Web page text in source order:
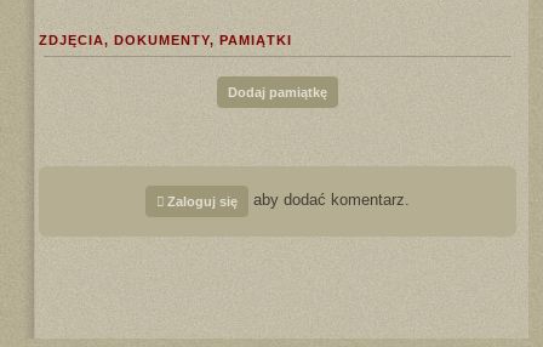
ZDJĘCIA, DOKUMENTY, PAMIĄTKI
Dodaj pamiątkę
Zaloguj się aby dodać komentarz.